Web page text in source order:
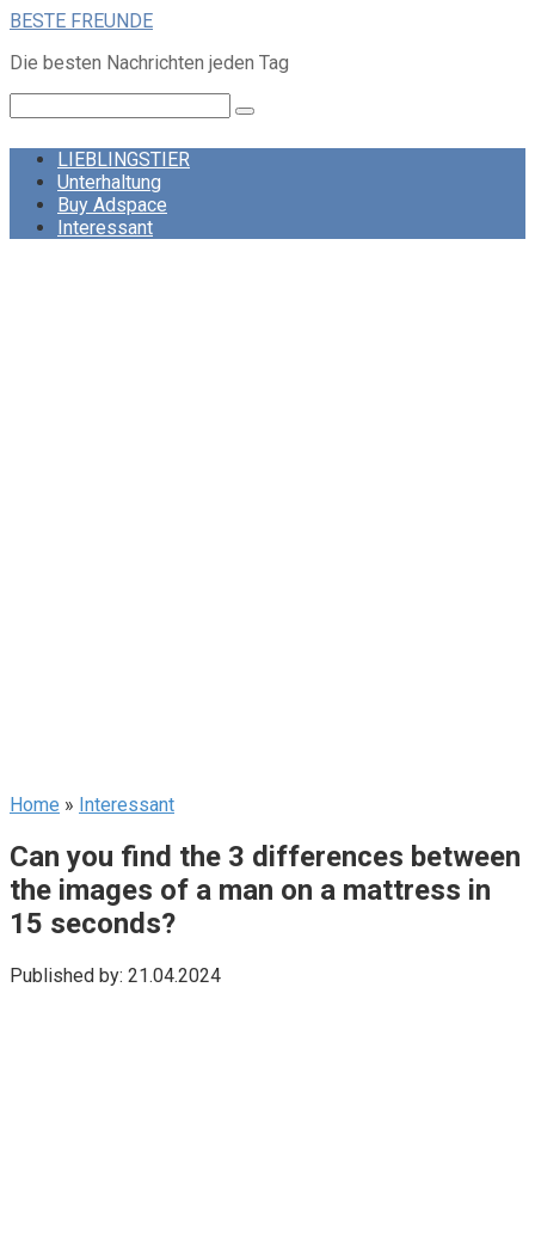
Skip
content
BESTE FREUNDE
Die besten Nachrichten jeden Tag
LIEBLINGSTIER
Unterhaltung
Buy Adspace
Interessant
Home » Interessant
Can you find the 3 differences between
the images of a man on a mattress in
15 seconds?
Published by: 21.04.2024